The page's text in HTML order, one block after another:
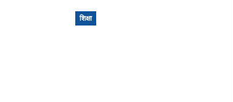
शिक्षा